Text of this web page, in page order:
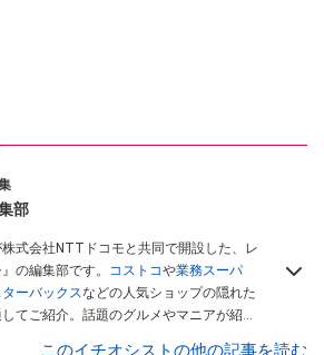
部
式会社NTTドコモと共同で開設した、レ
の編集部です。 コストコや業務スーパ
ターバックスなどの人気ショップの隠れた
てご紹介。話題のグルメやマニアが紹介
このイチオシストの他の記事を読む